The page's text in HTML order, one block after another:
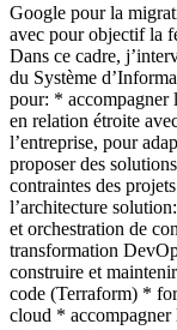
Google pour la
avec pour objectif la
Dans ce cadre,
du Système
pour: * accompagner
en relation étroite
l’entreprise, pour
proposer des
contraintes des
l’architecture
et orchestration de
transformation
construire et
code (Terraform) *
cloud * accompagner